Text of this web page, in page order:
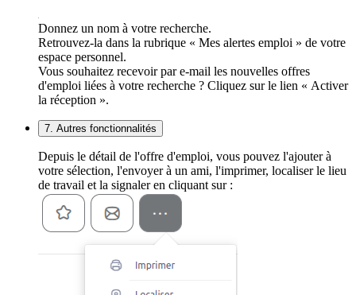
Donnez un nom à votre recherche.
Retrouvez-la dans la rubrique « Mes alertes emploi » de votre
espace personnel.
Vous souhaitez recevoir par e-mail les nouvelles offres
d'emploi liées à votre recherche ? Cliquez sur le lien « Activer
la réception ».
7. Autres fonctionnalités
Depuis le détail de l'offre d'emploi, vous pouvez l'ajouter à
votre sélection, l'envoyer à un ami, l'imprimer, localiser le lieu
de travail et la signaler en cliquant sur :